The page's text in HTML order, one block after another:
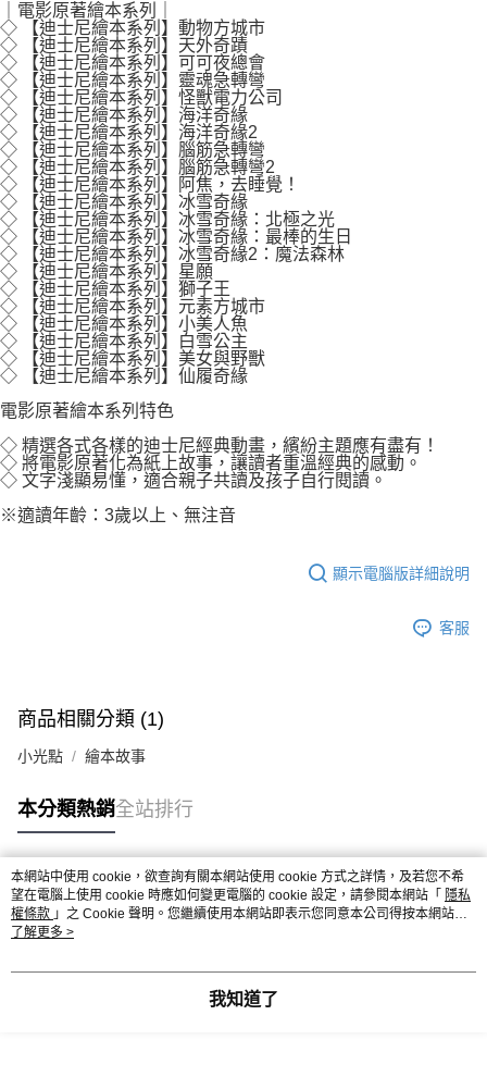
｜電影原著繪本系列｜
◇ 【迪士尼繪本系列】動物方城市
◇ 【迪士尼繪本系列】天外奇蹟
◇ 【迪士尼繪本系列】可可夜總會
◇ 【迪士尼繪本系列】靈魂急轉彎
◇ 【迪士尼繪本系列】怪獸電力公司
◇ 【迪士尼繪本系列】海洋奇緣
◇ 【迪士尼繪本系列】海洋奇緣2
◇ 【迪士尼繪本系列】腦筋急轉彎
◇ 【迪士尼繪本系列】腦筋急轉彎2
◇ 【迪士尼繪本系列】阿焦，去睡覺！
◇ 【迪士尼繪本系列】冰雪奇緣
◇ 【迪士尼繪本系列】冰雪奇緣：北極之光
◇ 【迪士尼繪本系列】冰雪奇緣：最棒的生日
◇ 【迪士尼繪本系列】冰雪奇緣2：魔法森林
◇ 【迪士尼繪本系列】星願
◇ 【迪士尼繪本系列】獅子王
◇ 【迪士尼繪本系列】元素方城市
◇ 【迪士尼繪本系列】小美人魚
◇ 【迪士尼繪本系列】白雪公主
◇ 【迪士尼繪本系列】美女與野獸
◇ 【迪士尼繪本系列】仙履奇緣
電影原著繪本系列特色
◇ 精選各式各樣的迪士尼經典動畫，繽紛主題應有盡有！
◇ 將電影原著化為紙上故事，讓讀者重溫經典的感動。
◇ 文字淺顯易懂，適合親子共讀及孩子自行閱讀。
※適讀年齡：3歲以上、無注音
顯示電腦版詳細說明
客服
商品相關分類 (1)
小光點 繪本故事
本分類熱銷全站排行
熱門標籤
本網站中使用 cookie，欲查詢有關本網站使用 cookie 方式之詳情，及若您不希
望在電腦上使用 cookie 時應如何變更電腦的 cookie 設定，請參閱本網站「 隱私
權條款 」之 Cookie 聲明。您繼續使用本網站即表示您同意本公司得按本網站使
用條款之 Cookie 聲明使用 cookie。
了解更多 >
我知道了